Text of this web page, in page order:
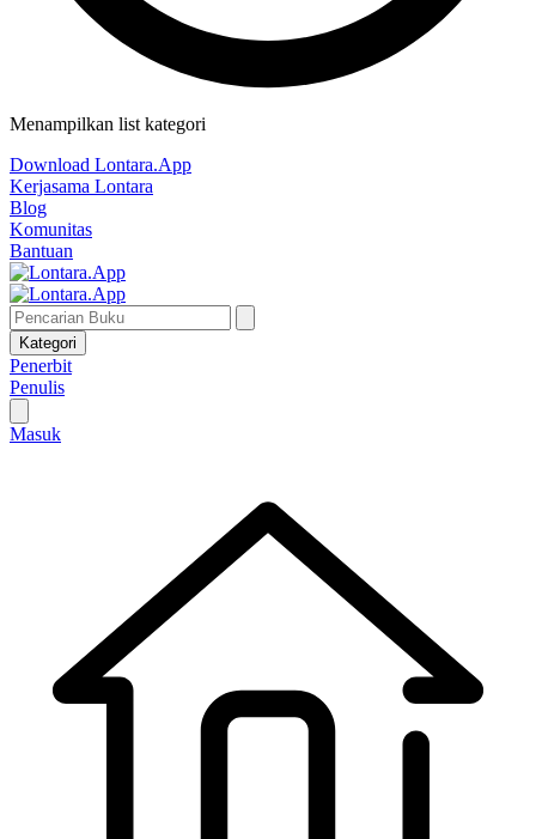
Menampilkan list kategori
Download Lontara.App
Kerjasama Lontara
Blog
Komunitas
Bantuan
Kategori
Penerbit
Penulis
Masuk